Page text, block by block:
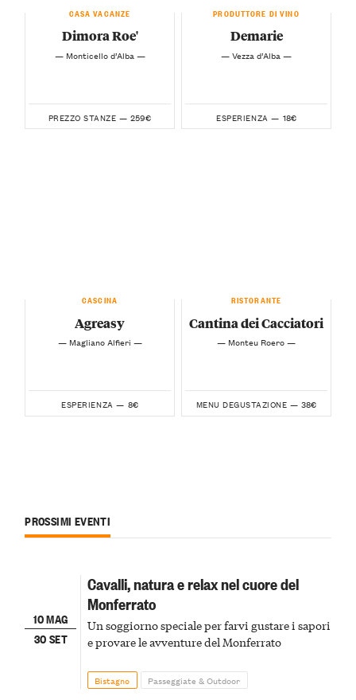
CASA VACANZE
Dimora Roe'
— Monticello d’Alba —
PREZZO STANZE — 259€
PRODUTTORE DI VINO
Demarie
— Vezza d’Alba —
ESPERIENZA — 18€
CASCINA
Agreasy
— Magliano Alfieri —
ESPERIENZA — 8€
RISTORANTE
Cantina dei Cacciatori
— Monteu Roero —
MENU DEGUSTAZIONE — 38€
PROSSIMI EVENTI
10 MAG
30 SET
Cavalli, natura e relax nel cuore del
Monferrato
Un soggiorno speciale per farvi gustare i sapori
e provare le avventure del Monferrato
Bistagno Passeggiate & Outdoor